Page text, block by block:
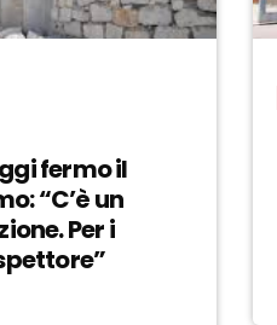
fermo il
“C’è un
Per i